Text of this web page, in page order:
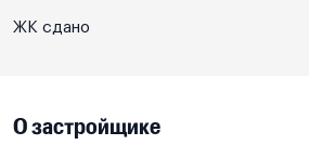
ЖК сдано
О застройщике